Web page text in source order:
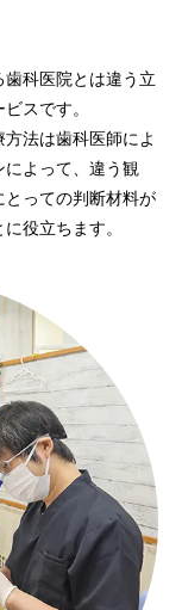
科医院とは違う立
スです。
法は歯科医師によ
よって、違う観
とっての判断材料が
役立ちます。